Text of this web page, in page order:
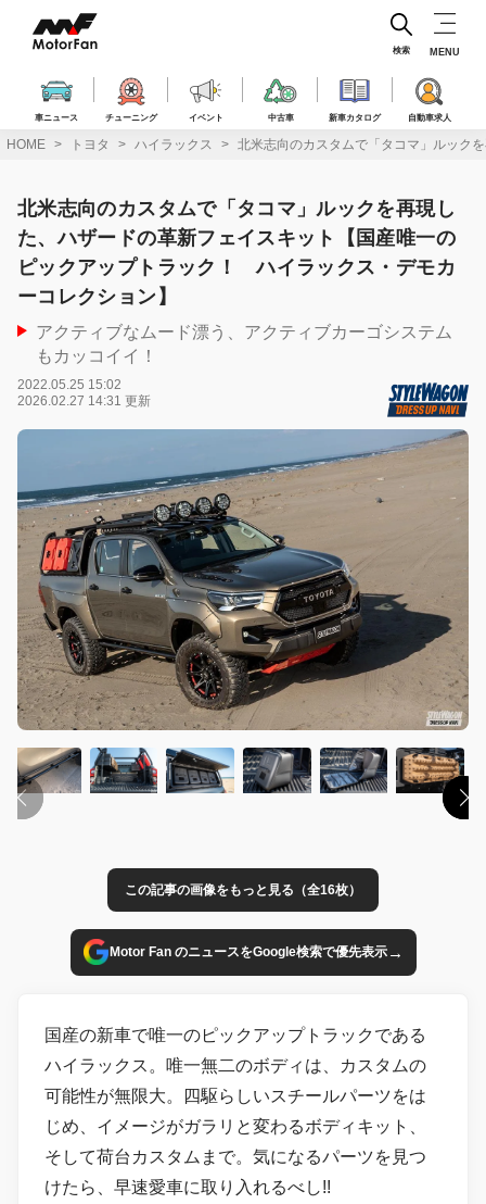
ス
車ニュース チューニング イベント 中古車 新車カタログ 自動車求人
検索 MENU
HOME トヨタ ハイラックス 北米志向のカスタムで「タコマ」ルック
北米志向のカスタムで「タコマ」ルックを再現し
た、ハザードの革新フェイスキット【国産唯一の
ピックアップトラック！ ハイラックス・デモカ
ーコレクション】
アクティブなムード漂う、アクティブカーゴシステム
もカッコイイ！
2022.05.25 15:02
2026.02.27 14:31 更新
この記事の画像をもっと見る（全16枚）
Motor Fan のニュースをGoogle検索で優先表示→
国産の新車で唯一のピックアップトラックである
ハイラックス。唯一無二のボディは、カスタムの
可能性が無限大。四駆らしいスチールパーツをは
じめ、イメージがガラリと変わるボディキット、
そして荷台カスタムまで。気になるパーツを見つ
けたら、早速愛車に取り入れるべし!!